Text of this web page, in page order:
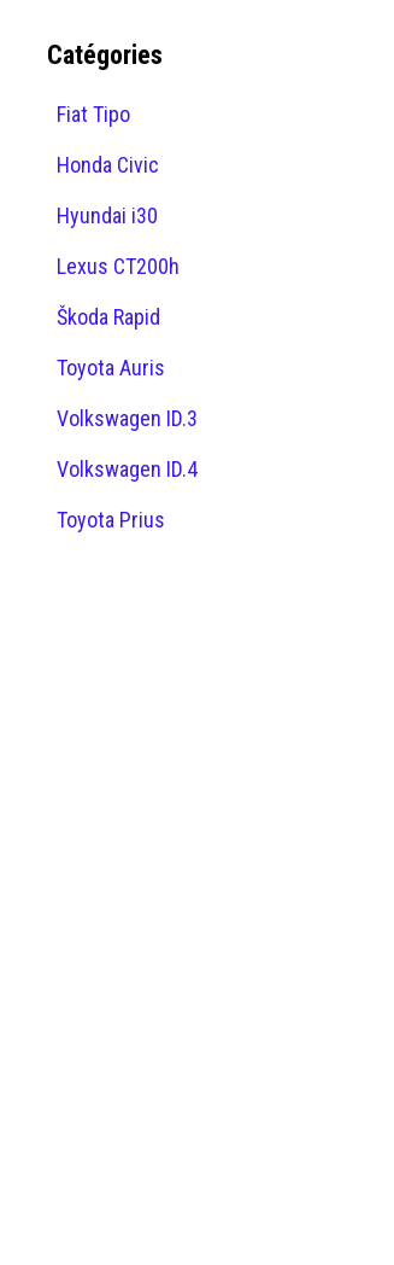
Catégories
Fiat Tipo
Honda Civic
Hyundai i30
Lexus CT200h
Škoda Rapid
Toyota Auris
Volkswagen ID.3
Volkswagen ID.4
Toyota Prius